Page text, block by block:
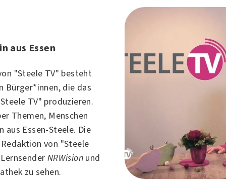
aus Essen
"Steele TV" besteht
Bürger*innen, die das
TV" produzieren.
Themen, Menschen
aus Essen-Steele. Die
von "Steele
NRWision und
zu sehen.